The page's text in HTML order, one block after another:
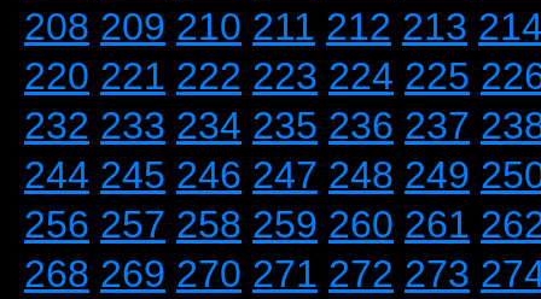
208 209 210 211 212 213
220 221 222 223 224 225
232 233 234 235 236 237
244 245 246 247 248 249
256 257 258 259 260 261
268 269 270 271 272 273